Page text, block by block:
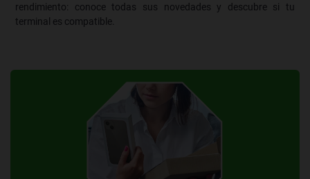
rendimiento: conoce todas sus novedades y descubre si tu
terminal es compatible.